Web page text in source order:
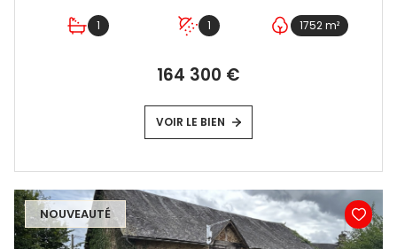
1 1 1752 m²
164 300 €
VOIR LE BIEN
NOUVEAUTÉ